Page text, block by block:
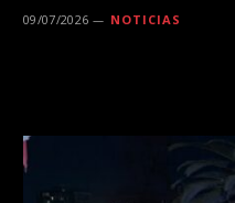
09/07/2026 NOTICIAS